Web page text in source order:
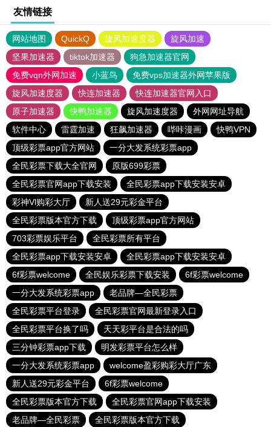
友情链接
网站地图 QuickQ 旋风加速度器
旋风加速
坚果加速器
tiktok加速器
狗急加速器官网
免费vqn外网加速
小蓝鸟
免费vps加速器外网苹果版
旋风加速度器
快连加速器
快连加速器官网入口
原子加速器
快鸭加速器 旋风加速度器
外网网址导航
软件中心
雷霆加速 狂飙加速器 哔咔漫画
快鸭VPN
顶级彩票app官方网站
一分大发系统彩票app
全民彩票下载大全官网
原版699彩票
全民彩票官网app下载安装
全民彩票app下载安装安卓
彩神Vl购彩大厅
新人送29元彩金平台
全民彩票版本官方下载
顶级彩票app官方网站
703彩票娱乐平台
全民彩票所有平台
全民彩票app下载安装安卓
全民彩票app下载安装安卓
6f彩票welcome
全民娱乐彩票下载安装
6f彩票welcome
一分大发系统彩票app
老品牌—全民彩票
全民彩票平台登录
全民彩票官网最新登录入口
全民彩票平台换了吗
天天彩平台是合法的吗
三分钟彩票app下载
明发彩票平台怎么样
一分大发系统彩票app
welcome盈彩购彩大厅广东
新人送29元彩金平台
6f彩票welcome
全民彩票版本官方下载
全民彩票官网app下载安装
老品牌—全民彩票
全民彩票版本官方下载